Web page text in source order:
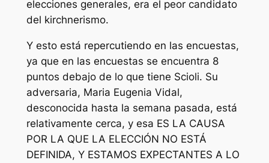
elecciones generales, era el peor candidato
del kirchnerismo.
Y esto está repercutiendo en las encuestas,
ya que en las encuestas se encuentra 8
puntos debajo de lo que tiene Scioli. Su
adversaria, Maria Eugenia Vidal,
desconocida hasta la semana pasada, está
relativamente cerca, y esa ES LA CAUSA
POR LA QUE LA ELECCIÓN NO ESTÁ
DEFINIDA, Y ESTAMOS EXPECTANTES A LO